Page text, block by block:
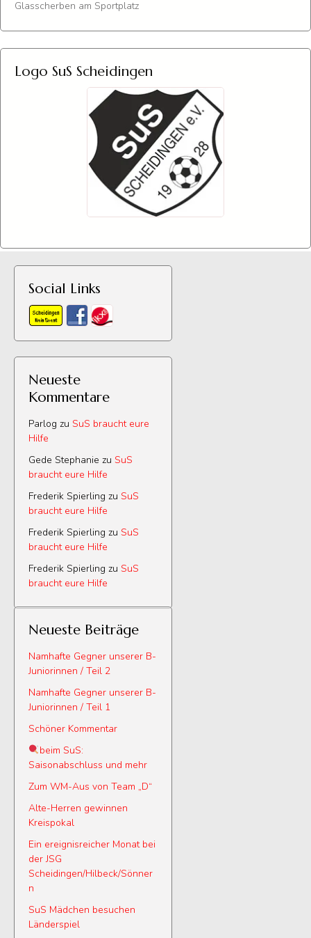
Glasscherben am Sportplatz
Logo SuS Scheidingen
Social Links
Neueste
Kommentare
Parlog zu SuS braucht eure
Hilfe
Gede Stephanie zu SuS
braucht eure Hilfe
Frederik Spierling zu SuS
braucht eure Hilfe
Frederik Spierling zu SuS
braucht eure Hilfe
Frederik Spierling zu SuS
braucht eure Hilfe
Neueste Beiträge
Namhafte Gegner unserer B-
Juniorinnen / Teil 2
Namhafte Gegner unserer B-
Juniorinnen / Teil 1
Schöner Kommentar
beim SuS:
Saisonabschluss und mehr
Zum WM-Aus von Team „D“
Alte-Herren gewinnen
Kreispokal
Ein ereignisreicher Monat bei
der JSG
Scheidingen/Hilbeck/Sönner
n
SuS Mädchen besuchen
Länderspiel